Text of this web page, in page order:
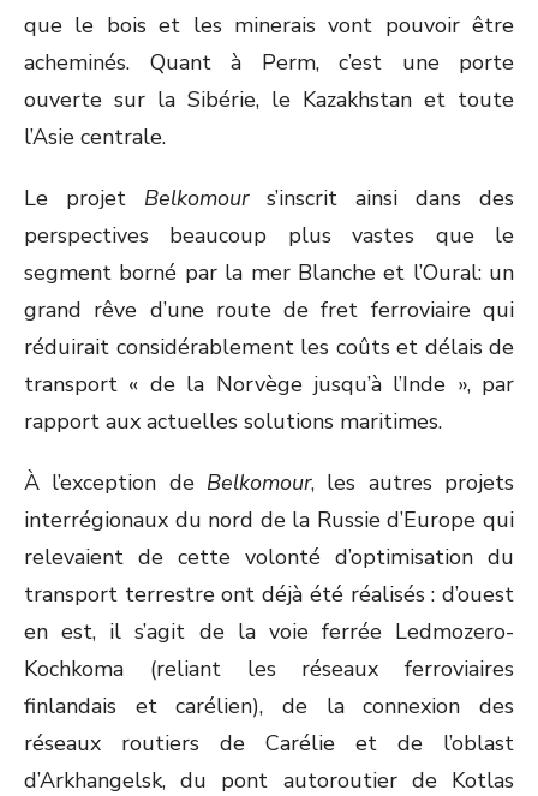
que le bois et les minerais vont pouvoir être
acheminés. Quant à Perm, c’est une porte
ouverte sur la Sibérie, le Kazakhstan et toute
l’Asie centrale.
Le projet Belkomours’inscrit ainsi dans des
perspectives beaucoup plus vastes que le
segment borné par la mer Blanche et l’Oural: un
grand rêve d’une route de fret ferroviaire qui
réduirait considérablement les coûts et délais de
transport « de la Norvège jusqu’à l’Inde », par
rapport aux actuelles solutions maritimes.
À l’exception de Belkomour, les autres projets
interrégionaux du nord de la Russie d’Europe qui
relevaient de cette volonté d’optimisation du
transport terrestre ont déjà été réalisés : d’ouest
en est, il s’agit de la voie ferrée Ledmozero-
Kochkoma (reliant les réseaux ferroviaires
finlandais et carélien), de la connexion des
réseaux routiers de Carélie et de l’oblast
d’Arkhangelsk, du pont autoroutier de Kotlas